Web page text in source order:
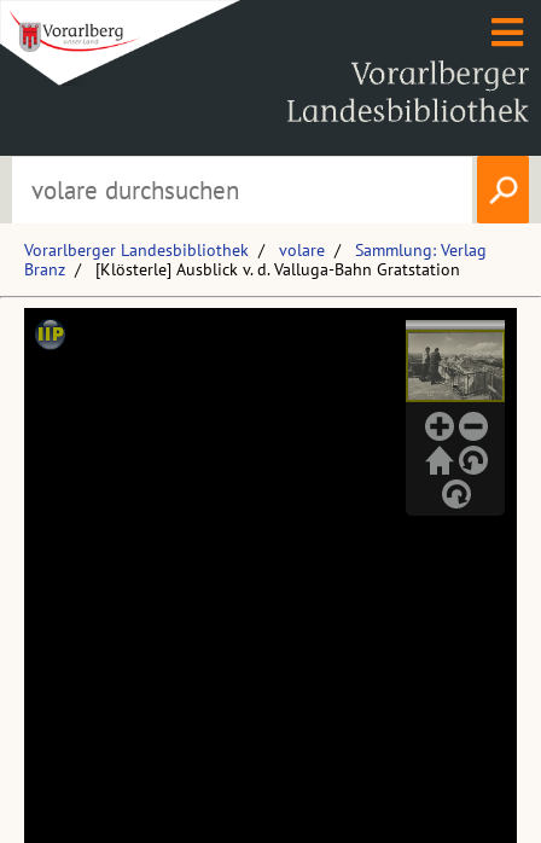
Vorarlberger Landesbibliothek volare
Sammlung: Verlag
Branz
[Klösterle] Ausblick v. d. Valluga-Bahn Gratstation